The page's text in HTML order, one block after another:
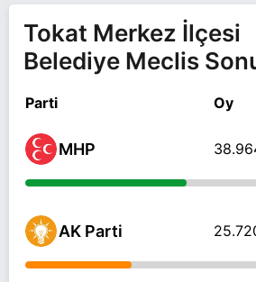
Tokat Merkez İlçesi
Belediye Meclis
Parti Oy
MHP
AK Parti